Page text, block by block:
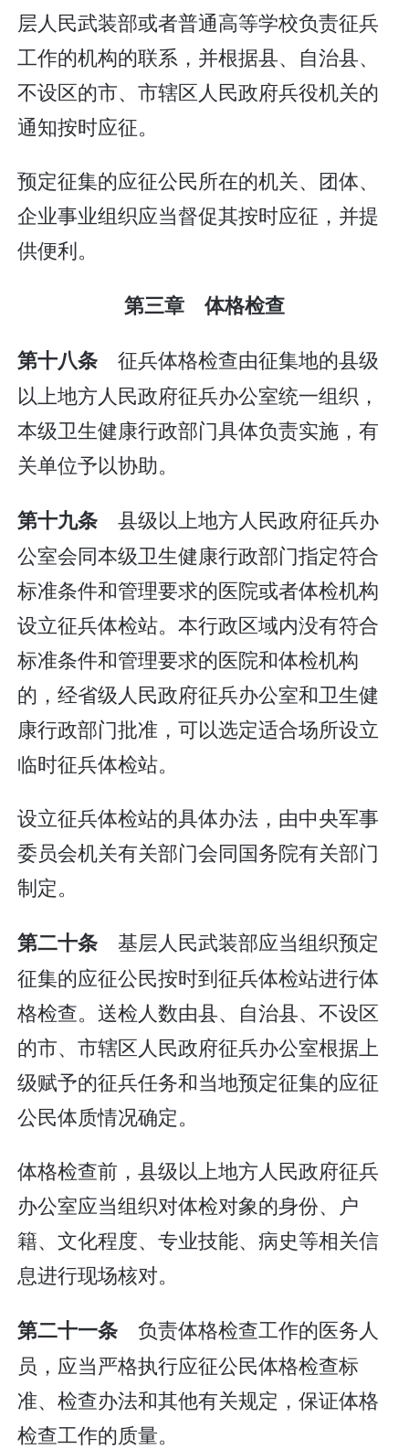
层人民武装部或者普通高等学校负责征兵
工作的机构的联系，并根据县、自治县、
不设区的市、市辖区人民政府兵役机关的
通知按时应征。
预定征集的应征公民所在的机关、团体、
企业事业组织应当督促其按时应征，并提
供便利。
第三章 体格检查
第十八条 征兵体格检查由征集地的县级
以上地方人民政府征兵办公室统一组织，
本级卫生健康行政部门具体负责实施，有
关单位予以协助。
第十九条 县级以上地方人民政府征兵办
公室会同本级卫生健康行政部门指定符合
标准条件和管理要求的医院或者体检机构
设立征兵体检站。本行政区域内没有符合
标准条件和管理要求的医院和体检机构
的，经省级人民政府征兵办公室和卫生健
康行政部门批准，可以选定适合场所设立
临时征兵体检站。
设立征兵体检站的具体办法，由中央军事
委员会机关有关部门会同国务院有关部门
制定。
第二十条 基层人民武装部应当组织预定
征集的应征公民按时到征兵体检站进行体
格检查。送检人数由县、自治县、不设区
的市、市辖区人民政府征兵办公室根据上
级赋予的征兵任务和当地预定征集的应征
公民体质情况确定。
体格检查前，县级以上地方人民政府征兵
办公室应当组织对体检对象的身份、户
籍、文化程度、专业技能、病史等相关信
息进行现场核对。
第二十一条 负责体格检查工作的医务人
员，应当严格执行应征公民体格检查标
准、检查办法和其他有关规定，保证体格
检查工作的质量。